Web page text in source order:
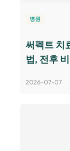
병원
써펙트 치
법, 전후
2026-07-07